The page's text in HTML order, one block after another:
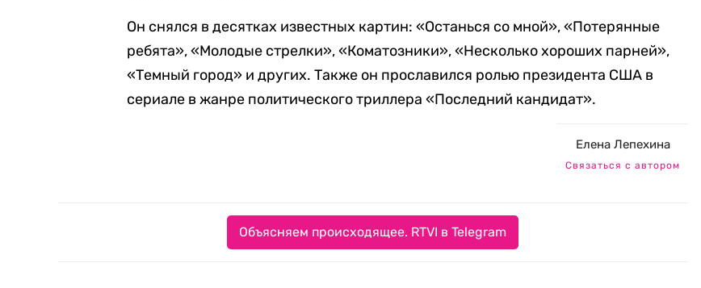
Он снялся в десятках известных картин: «Останься со мной», «Потерянные
ребята», «Молодые стрелки», «Коматозники», «Несколько хороших парней»,
«Темный город» и других. Также он прославился ролью президента США в
сериале в жанре политического триллера «Последний кандидат».
Елена Лепехина
Связаться с автором
Объясняем происходящее. RTVI в Telegram